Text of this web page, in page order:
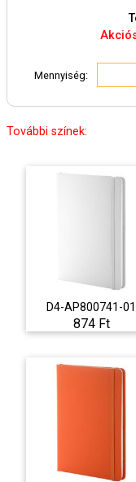
Mennyiség:
További színek:
D4-AP800741-01
874 Ft